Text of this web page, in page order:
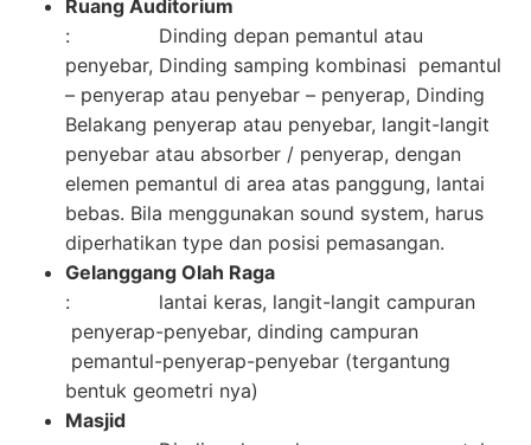
Ruang Auditorium
: Dinding depan pemantul atau
penyebar, Dinding samping kombinasi pemantul
– penyerap atau penyebar – penyerap, Dinding
Belakang penyerap atau penyebar, langit-langit
penyebar atau absorber / penyerap, dengan
elemen pemantul di area atas panggung, lantai
bebas. Bila menggunakan sound system, harus
diperhatikan type dan posisi pemasangan.
Gelanggang Olah Raga
: lantai keras, langit-langit campuran
penyerap-penyebar, dinding campuran
pemantul-penyerap-penyebar (tergantung
bentuk geometri nya)
Masjid